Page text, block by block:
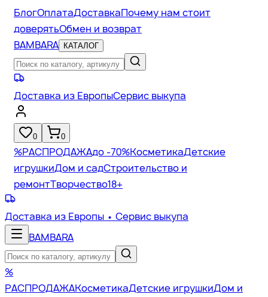
БлогОплатаДоставкаПочему нам стоит
доверятьОбмен и возврат
BAMBARA
КАТАЛОГ
Доставка из ЕвропыСервис выкупа
0 0
%РАСПРОДАЖАдо -70%КосметикаДетские
игрушкиДом и садСтроительство и
ремонтТворчество18+
Доставка из Европы • Сервис выкупа
BAMBARA
%
РАСПРОДАЖАКосметикаДетские игрушкиДом и